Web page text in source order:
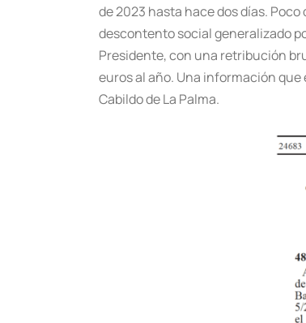
de 2023 hasta hace dos días.
descontento social generalizado
Presidente, con una retribución
euros al año. Una información
Cabildo de La Palma.